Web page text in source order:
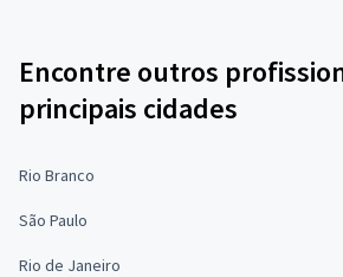
Encontre outros
principais cidades
Rio Branco
São Paulo
Rio de Janeiro